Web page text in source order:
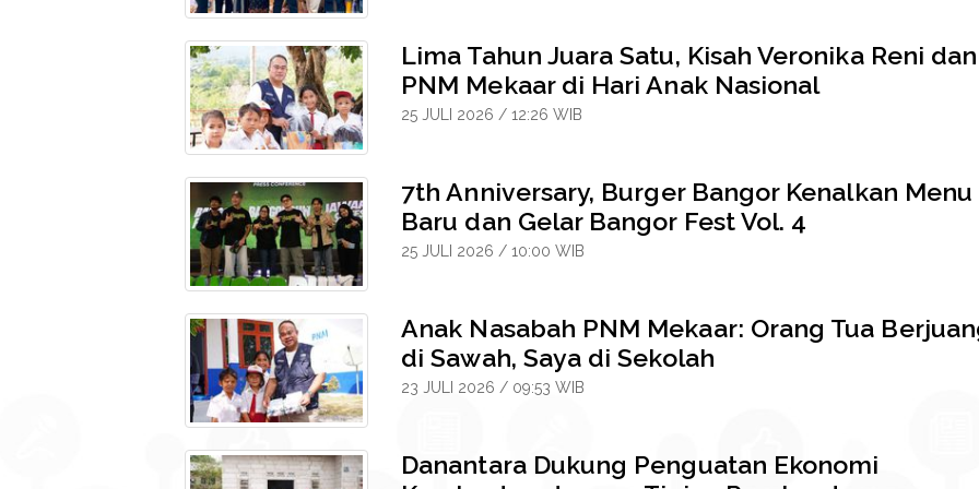
Lima Tahun Juara Satu, Kisah Veronika Reni dan
PNM Mekaar di Hari Anak Nasional
25 JULI 2026 / 12:26 WIB
7th Anniversary, Burger Bangor Kenalkan Menu
Baru dan Gelar Bangor Fest Vol. 4
25 JULI 2026 / 10:00 WIB
Anak Nasabah PNM Mekaar: Orang Tua
di Sawah, Saya di Sekolah
23 JULI 2026 / 09:53 WIB
Danantara Dukung Penguatan Ekonomi